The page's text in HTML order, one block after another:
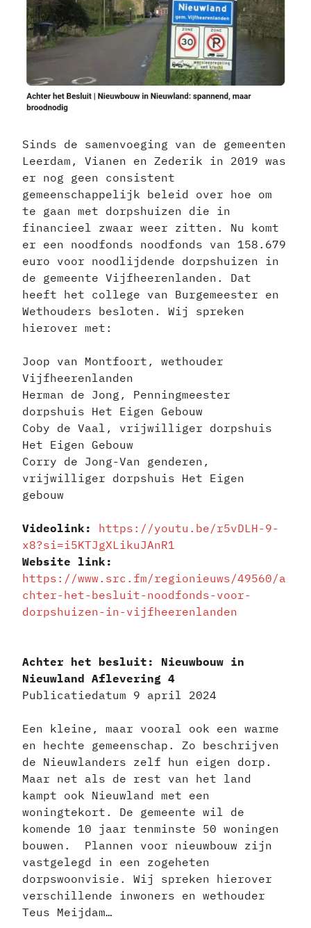
Sinds de samenvoeging van de gemeenten
Leerdam, Vianen en Zederik in 2019 was
er nog geen consistent
gemeenschappelijk beleid over hoe om
te gaan met dorpshuizen die in
financieel zwaar weer zitten. Nu komt
er een noodfonds noodfonds van 158.679
euro voor noodlijdende dorpshuizen in
de gemeente Vijfheerenlanden. Dat
heeft het college van Burgemeester en
Wethouders besloten. Wij spreken
hierover met:
Joop van Montfoort, wethouder
Vijfheerenlanden
Herman de Jong, Penningmeester
dorpshuis Het Eigen Gebouw
Coby de Vaal, vrijwilliger dorpshuis
Het Eigen Gebouw
Corry de Jong-Van genderen,
vrijwilliger dorpshuis Het Eigen
gebouw
Videolink:
https://youtu.be/r5vDLH-9-
x8?si=i5KTJgXLikuJAnR1
Website link:
https://www.src.fm/regionieuws/49560/a
chter-het-besluit-noodfonds-voor-
dorpshuizen-in-vijfheerenlanden
Achter het besluit: Nieuwbouw in
Nieuwland Aflevering 4
Publicatiedatum 9 april 2024
Een kleine, maar vooral ook een warme
en hechte gemeenschap. Zo beschrijven
de Nieuwlanders zelf hun eigen dorp.
Maar net als de rest van het land
kampt ook Nieuwland met een
woningtekort. De gemeente wil de
komende 10 jaar tenminste 50 woningen
bouwen. Plannen voor nieuwbouw zijn
vastgelegd in een zogeheten
dorpswoonvisie. Wij spreken hierover
verschillende inwoners en wethouder
Teus Meijdam…